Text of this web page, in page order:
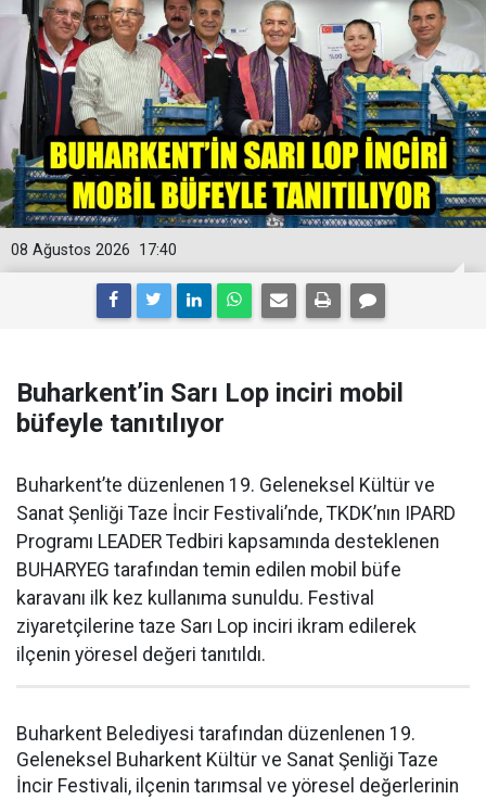
17:40
08 Ağustos 2026
Buharkent’in Sarı Lop inciri mobil
büfeyle tanıtılıyor
Buharkent’te düzenlenen 19. Geleneksel Kültür ve
Sanat Şenliği Taze İncir Festivali’nde, TKDK’nın IPARD
Programı LEADER Tedbiri kapsamında desteklenen
BUHARYEG tarafından temin edilen mobil büfe
karavanı ilk kez kullanıma sunuldu. Festival
ziyaretçilerine taze Sarı Lop inciri ikram edilerek
ilçenin yöresel değeri tanıtıldı.
Buharkent Belediyesi tarafından düzenlenen 19.
Geleneksel Buharkent Kültür ve Sanat Şenliği Taze
İncir Festivali, ilçenin tarımsal ve yöresel değerlerinin